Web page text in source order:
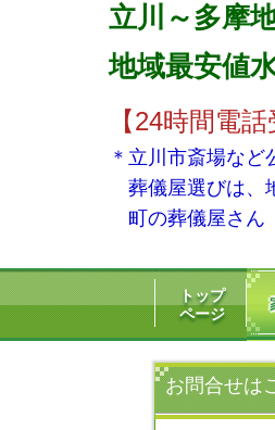
立川～多摩
地域最安値
【24時間電
＊立川市斎場など
葬儀屋選びは、
町の葬儀屋さん
トップ
ページ
お問合せは